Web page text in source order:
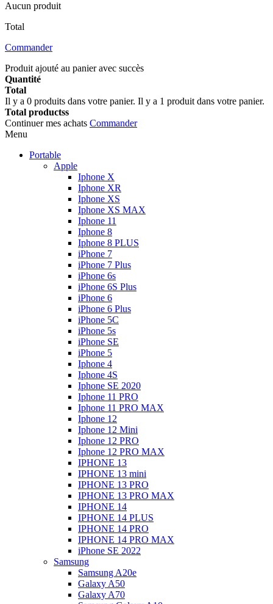
Aucun produit
Total
Commander
Produit ajouté au panier avec succès
Quantité
Total
Il y a 0 produits dans votre panier. Il y a 1 produit dans votre panier.
Total productss
Continuer mes achats Commander
Menu
Portable
Apple
Iphone X
Iphone XR
Iphone XS
Iphone XS MAX
Iphone 11
Iphone 8
Iphone 8 PLUS
iPhone 7
iPhone 7 Plus
iPhone 6s
iPhone 6S Plus
iPhone 6
iPhone 6 Plus
iPhone 5C
iPhone 5s
iPhone SE
iPhone 5
Iphone 4
Iphone 4S
Iphone SE 2020
Iphone 11 PRO
Iphone 11 PRO MAX
Iphone 12
Iphone 12 Mini
Iphone 12 PRO
Iphone 12 PRO MAX
IPHONE 13
IPHONE 13 mini
IPHONE 13 PRO
IPHONE 13 PRO MAX
IPHONE 14
IPHONE 14 PLUS
IPHONE 14 PRO
IPHONE 14 PRO MAX
iPhone SE 2022
Samsung
Samsung A20e
Galaxy A50
Galaxy A70